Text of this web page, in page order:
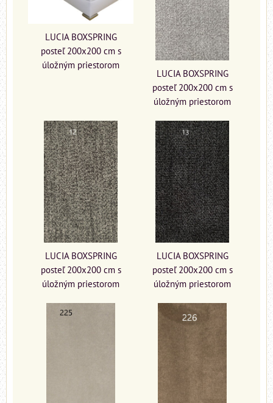
LUCIA BOXSPRING
posteľ 200x200 cm s
úložným priestorom
LUCIA BOXSPRING
posteľ 200x200 cm s
úložným priestorom
LUCIA BOXSPRING
posteľ 200x200 cm s
úložným priestorom
LUCIA BOXSPRING
posteľ 200x200 cm s
úložným priestorom